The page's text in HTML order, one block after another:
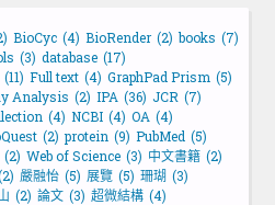
BioCyc (4) BioRender (2) books (7)
(3) database (17)
(11) Full text (4) GraphPad Prism (5)
Analysis (2) IPA (36) JCR (7)
(4) NCBI (4) OA (4)
(2) protein (9) PubMed (5)
(2) Web of Science (3) 中文書籍 (2)
嚴融怡 (5) 展覽 (5) 珊瑚 (3)
(2) 論文 (3) 超微結構 (4)